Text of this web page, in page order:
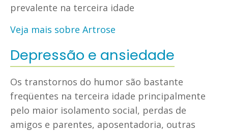
prevalente na terceira idade
Veja mais sobre Artrose
Depressão e ansiedade
Os transtornos do humor são bastante
freqüentes na terceira idade principalmente
pelo maior isolamento social, perdas de
amigos e parentes, aposentadoria, outras